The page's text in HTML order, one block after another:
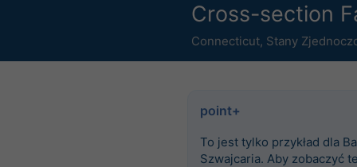
Cross-section
Connecticut, Stany
point+
To jest tylko przykład dla
Szwajcaria. Aby zobaczyć